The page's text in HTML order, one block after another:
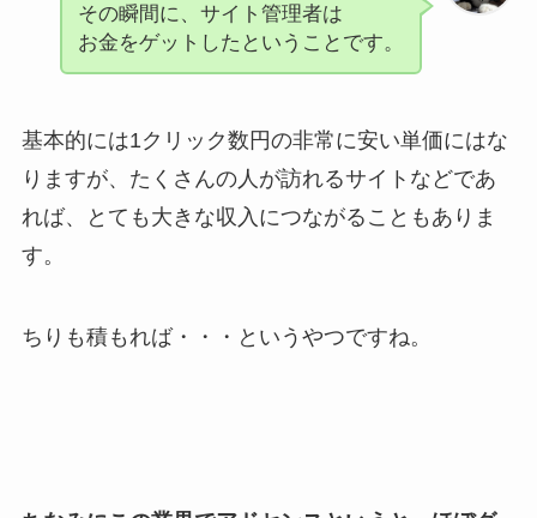
その瞬間に、サイト管理者は
お金をゲットしたということです。
基本的には1クリック数円の非常に安い単価にはな
りますが、たくさんの人が訪れるサイトなどであ
れば、とても大きな収入につながることもありま
す。
ちりも積もれば・・・というやつですね。